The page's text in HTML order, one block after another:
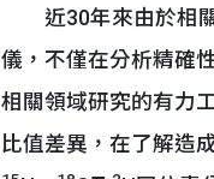
近30年來由於相關
儀，不僅在分析精確
相關領域研究的有力
比值差異，在了解造